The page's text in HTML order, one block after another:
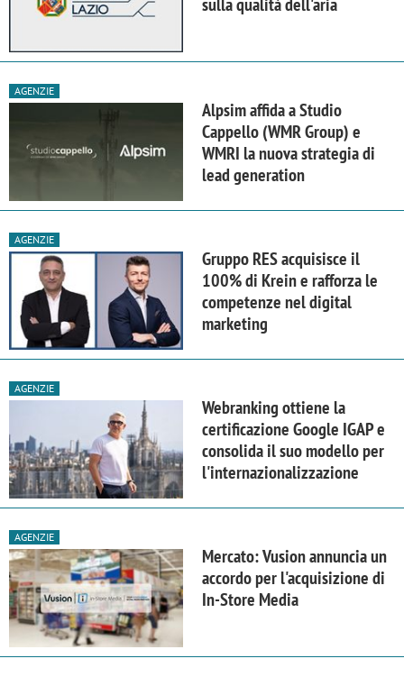
AGENZIE
Alpsim affida a Studio
Cappello (WMR Group) e
WMRI la nuova strategia di
lead generation
AGENZIE
Gruppo RES acquisisce il
100% di Krein e rafforza le
competenze nel digital
marketing
AGENZIE
Webranking ottiene la
certificazione Google IGAP e
consolida il suo modello per
l'internazionalizzazione
AGENZIE
Mercato: Vusion annuncia un
accordo per l'acquisizione di
In-Store Media